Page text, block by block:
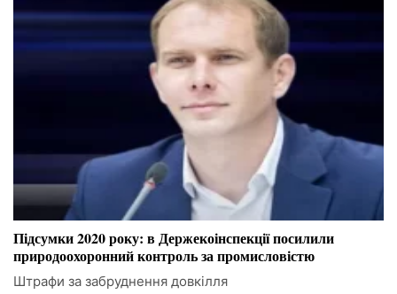
Підсумки 2020 року: в Держекоінспекції посилили
природоохоронний контроль за промисловістю
Штрафи за забруднення довкілля